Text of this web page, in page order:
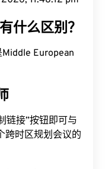
什么区别？
European
链接”按钮即可与
跨时区规划会议的